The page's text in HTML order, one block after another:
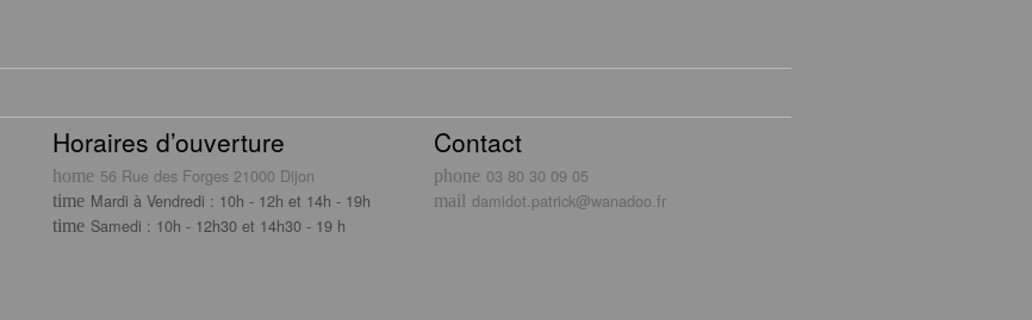
Horaires d’ouverture
56 Rue des Forges 21000 Dijon
Mardi à Vendredi : 10h - 12h et 14h - 19h
Samedi : 10h - 12h30 et 14h30 - 19 h
Contact
03 80 30 09 05
damidot.patrick@wanadoo.fr